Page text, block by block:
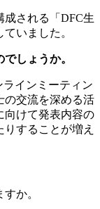
成される「DFC生
いました。
しょうか。
インミーティン
の交流を深める活
向けて発表内容の
することが増え
か。